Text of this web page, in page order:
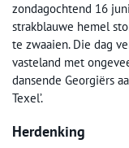
zondagochtend 16
strakblauwe hemel
te zwaaien. Die dag
vasteland met
dansende Georgiërs
Texel’.
Herdenking